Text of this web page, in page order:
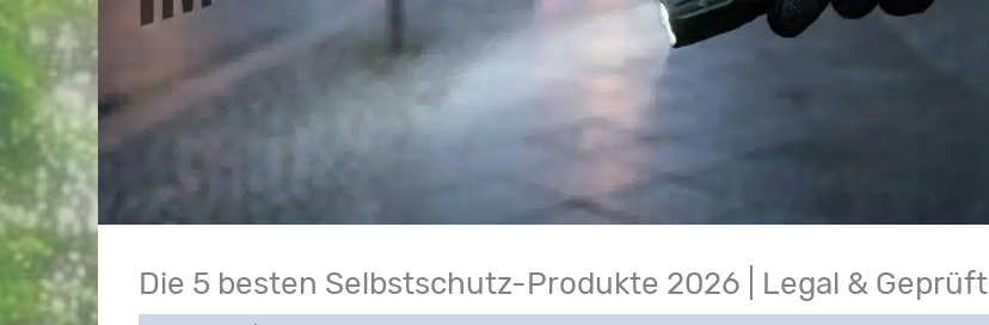
Die 5 besten Selbstschutz-Produkte 2026 | Legal & Geprüft